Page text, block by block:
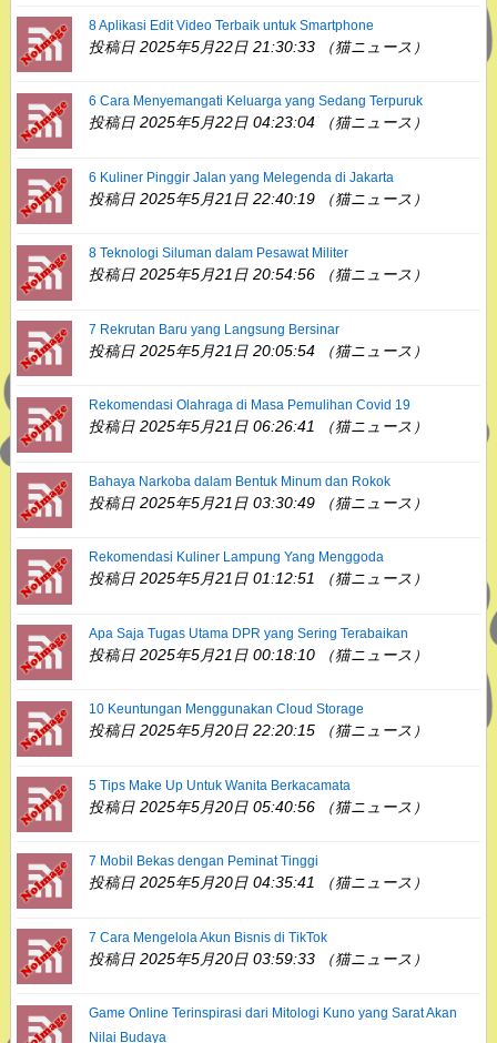
8 Aplikasi Edit Video Terbaik untuk Smartphone
投稿日 2025年5月22日 21:30:33 （猫ニュース）
6 Cara Menyemangati Keluarga yang Sedang Terpuruk
投稿日 2025年5月22日 04:23:04 （猫ニュース）
6 Kuliner Pinggir Jalan yang Melegenda di Jakarta
投稿日 2025年5月21日 22:40:19 （猫ニュース）
8 Teknologi Siluman dalam Pesawat Militer
投稿日 2025年5月21日 20:54:56 （猫ニュース）
7 Rekrutan Baru yang Langsung Bersinar
投稿日 2025年5月21日 20:05:54 （猫ニュース）
Rekomendasi Olahraga di Masa Pemulihan Covid 19
投稿日 2025年5月21日 06:26:41 （猫ニュース）
Bahaya Narkoba dalam Bentuk Minum dan Rokok
投稿日 2025年5月21日 03:30:49 （猫ニュース）
Rekomendasi Kuliner Lampung Yang Menggoda
投稿日 2025年5月21日 01:12:51 （猫ニュース）
Apa Saja Tugas Utama DPR yang Sering Terabaikan
投稿日 2025年5月21日 00:18:10 （猫ニュース）
10 Keuntungan Menggunakan Cloud Storage
投稿日 2025年5月20日 22:20:15 （猫ニュース）
5 Tips Make Up Untuk Wanita Berkacamata
投稿日 2025年5月20日 05:40:56 （猫ニュース）
7 Mobil Bekas dengan Peminat Tinggi
投稿日 2025年5月20日 04:35:41 （猫ニュース）
7 Cara Mengelola Akun Bisnis di TikTok
投稿日 2025年5月20日 03:59:33 （猫ニュース）
Game Online Terinspirasi dari Mitologi Kuno yang Sarat Akan
Nilai Budaya